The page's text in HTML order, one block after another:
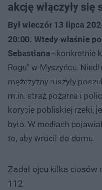
akcję włączyły się
Był wieczór 13 lipca
20:00. Wtedy właśnie
Sebastiana - konkretnie
Rogu" w Myszyńcu.
mężczyzny ruszyły
m.in. straż pożarna i
korycie pobliskiej rzeki,
było. W mediach
to, aby wrócił do domu.
Zadał ojcu kilka
112